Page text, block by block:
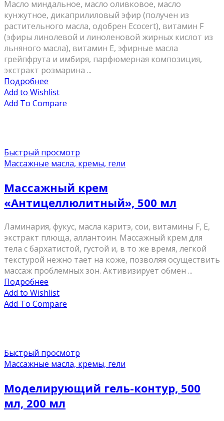
Масло миндальное, масло оливковое, масло
кунжутное, дикаприлиловый эфир (получен из
растительного масла, одобрен Ecocert), витамин F
(эфиры линолевой и линоленовой жирных кислот из
льняного масла), витамин Е, эфирные масла
грейпфрута и имбиря, парфюмерная композиция,
экстракт розмарина ...
Подробнее
Add to Wishlist
Add To Compare
Быстрый просмотр
Массажные масла, кремы, гели
Массажный крем
«Антицеллюлитный», 500 мл
Ламинария, фукус, масла каритэ, сои, витамины F, Е,
экстракт плюща, аллантоин. Массажный крем для
тела с бархатистой, густой и, в то же время, легкой
текстурой нежно тает на коже, позволяя осуществить
массаж проблемных зон. Активизирует обмен ...
Подробнее
Add to Wishlist
Add To Compare
Быстрый просмотр
Массажные масла, кремы, гели
Моделирующий гель-контур, 500
мл, 200 мл